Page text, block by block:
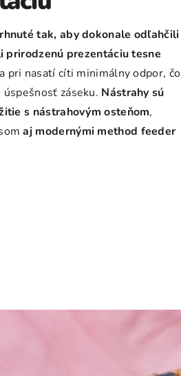
tak, aby dokonale odľahčili
prirodzenú prezentáciu tesne
pri nasatí cíti minimálny odpor, čo
záseku. Nástrahy sú
s nástrahovým osteňom,
aj modernými method feeder